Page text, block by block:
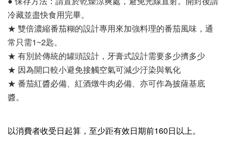
冷藏並盡快食用完畢。
★ 雙倍濃縮番茄糊的設計專用來加強料理的番茄風味，通
常只需1~2匙。
★ 有別於傳統的罐頭設計，牙膏式設計需要多少擠多少
★ 因為開口較小避免接觸空氣可減少汙染與氧化
★ 番茄紅醬必備、紅酒燉牛肉必備、亦可作為披薩基底
醬。
以消費者收受日起算，至少距有效日期前160日以上。